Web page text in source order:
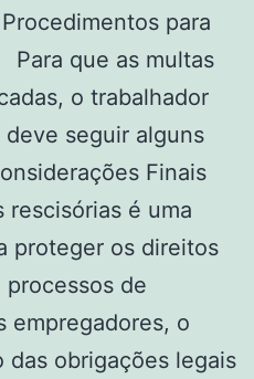
para
que as multas
o trabalhador
seguir alguns
Finais
rescisórias é uma
proteger os direitos
processos de
empregadores, o
obrigações legais